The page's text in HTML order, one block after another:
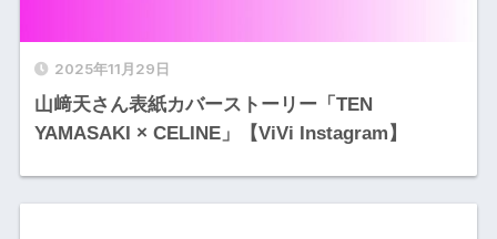
2025年11月29日
山﨑天さん表紙カバーストーリー「TEN
YAMASAKI × CELINE」【ViVi Instagram】